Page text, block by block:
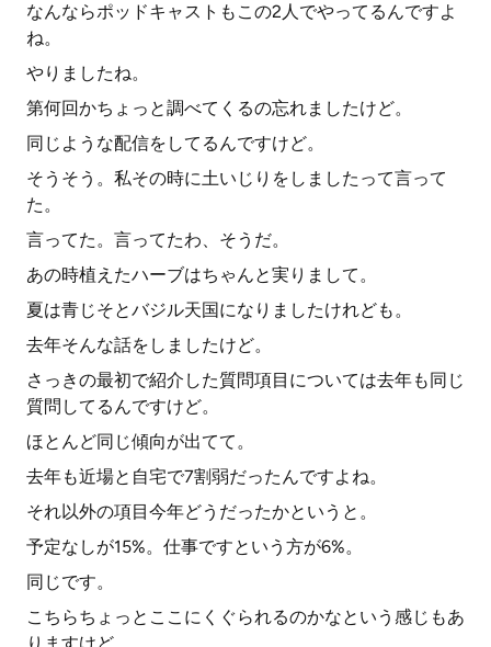
なんならポッドキャストもこの2人でやってるんですよ
ね。
やりましたね。
第何回かちょっと調べてくるの忘れましたけど。
同じような配信をしてるんですけど。
そうそう。私その時に土いじりをしましたって言って
た。
言ってた。言ってたわ、そうだ。
あの時植えたハーブはちゃんと実りまして。
夏は青じそとバジル天国になりましたけれども。
去年そんな話をしましたけど。
さっきの最初で紹介した質問項目については去年も同じ
質問してるんですけど。
ほとんど同じ傾向が出てて。
去年も近場と自宅で7割弱だったんですよね。
それ以外の項目今年どうだったかというと。
予定なしが15%。仕事ですという方が6%。
同じです。
こちらちょっとここにくぐられるのかなという感じもあ